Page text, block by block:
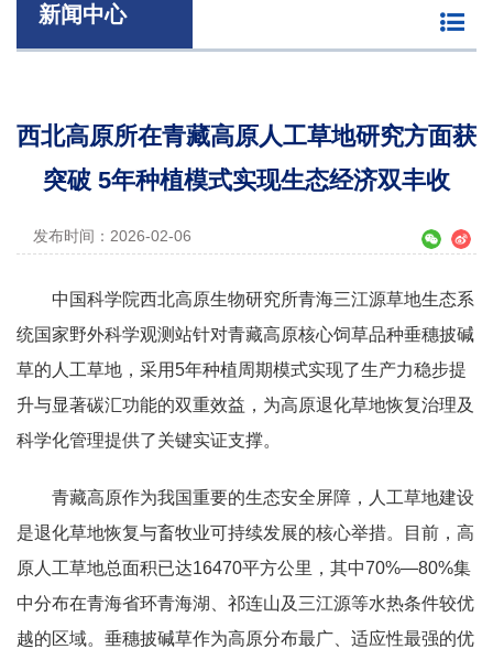
新闻中心
西北高原所在青藏高原人工草地研究方面获
突破 5年种植模式实现生态经济双丰收
发布时间：2026-02-06
中国科学院西北高原生物研究所青海三江源草地生态系
统国家野外科学观测站针对青藏高原核心饲草品种垂穗披碱
草的人工草地，采用5年种植周期模式实现了生产力稳步提
升与显著碳汇功能的双重效益，为高原退化草地恢复治理及
科学化管理提供了关键实证支撑。
青藏高原作为我国重要的生态安全屏障，人工草地建设
是退化草地恢复与畜牧业可持续发展的核心举措。目前，高
原人工草地总面积已达16470平方公里，其中70%—80%集
中分布在青海省环青海湖、祁连山及三江源等水热条件较优
越的区域。垂穗披碱草作为高原分布最广、适应性最强的优